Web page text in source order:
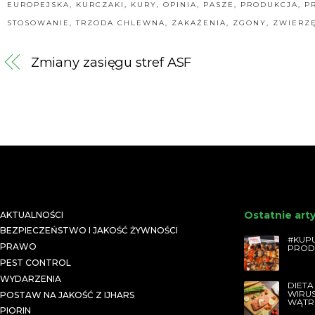
EUROPEJSKA, KURCZAKI , KURY, OPINIA, PASZE , PRODUKCJA,
STOSOWANIE ,TRZODA CHLEWNA, ZAKAŻENIA, ZGONY,
Zmiany zasięgu stref ASF
AKTUALNOŚCI
BEZPIECZEŃSTWO I JAKOŚĆ ŻYWNOŚCI
PRAWO
PEST CONTROL
WYDARZENIA
POSTAW NA JAKOŚĆ Z IJHARS
PIORIN
Ostatnie